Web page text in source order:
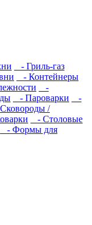
- Гриль-газ
- Контейнеры
-
- Пароварки
-
/
- Столовые
- Формы для